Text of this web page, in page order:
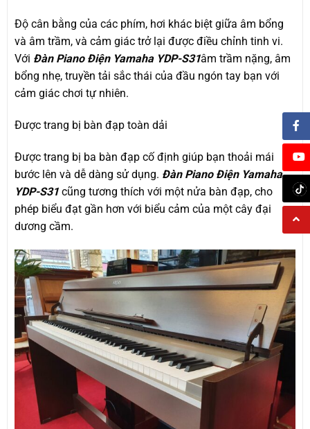
Độ cân bằng của các phím, hơi khác biệt giữa âm bổng
và âm trầm, và cảm giác trở lại được điều chỉnh tinh vi.
Với Đàn Piano Điện Yamaha YDP-S31âm trầm nặng, âm
bổng nhẹ, truyền tải sắc thái của đầu ngón tay bạn với
cảm giác chơi tự nhiên.
Được trang bị bàn đạp toàn dải
Được trang bị ba bàn đạp cố định giúp bạn thoải mái
bước lên và dễ dàng sử dụng. Đàn Piano Điện Yamaha
YDP-S31cũng tương thích với một nửa bàn đạp, cho
phép biểu đạt gần hơn với biểu cảm của một cây đại
dương cầm.